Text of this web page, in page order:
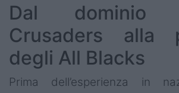
Dal
Crusaders alla
degli All Blacks
Prima dell’esperienza in